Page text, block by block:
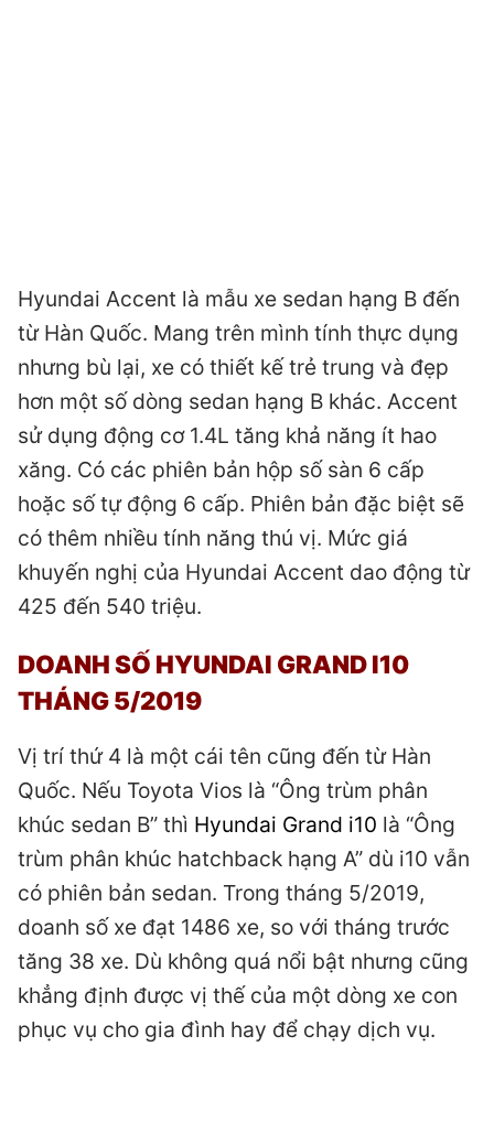
Hyundai Accent là mẫu xe sedan hạng B đến
từ Hàn Quốc. Mang trên mình tính thực dụng
nhưng bù lại, xe có thiết kế trẻ trung và đẹp
hơn một số dòng sedan hạng B khác. Accent
sử dụng động cơ 1.4L tăng khả năng ít hao
xăng. Có các phiên bản hộp số sàn 6 cấp
hoặc số tự động 6 cấp. Phiên bản đặc biệt sẽ
có thêm nhiều tính năng thú vị. Mức giá
khuyến nghị của Hyundai Accent dao động từ
425 đến 540 triệu.
DOANH SỐ HYUNDAI GRAND I10
THÁNG 5/2019
Vị trí thứ 4 là một cái tên cũng đến từ Hàn
Quốc. Nếu Toyota Vios là “Ông trùm phân
khúc sedan B” thì Hyundai Grand i10 là “Ông
trùm phân khúc hatchback hạng A” dù i10 vẫn
có phiên bản sedan. Trong tháng 5/2019,
doanh số xe đạt 1486 xe, so với tháng trước
tăng 38 xe. Dù không quá nổi bật nhưng cũng
khẳng định được vị thế của một dòng xe con
phục vụ cho gia đình hay để chạy dịch vụ.